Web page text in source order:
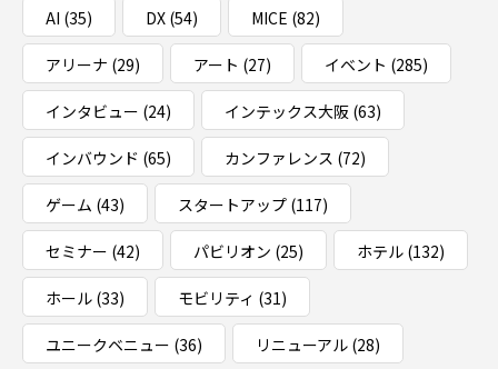
AI (35) DX (54) MICE (82)
アリーナ (29) アート (27) イベント (285)
インタビュー (24) インテックス大阪 (63)
インバウンド (65) カンファレンス (72)
ゲーム (43) スタートアップ (117)
セミナー (42) パビリオン (25) ホテル (132)
ホール (33) モビリティ (31)
ユニークベニュー (36) リニューアル (28)